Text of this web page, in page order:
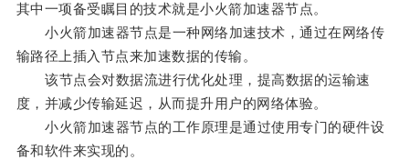
其中一项备受瞩目的技术就是小火箭加速器节点。
小火箭加速器节点是一种网络加速技术，通过在网络传
输路径上插入节点来加速数据的传输。
该节点会对数据流进行优化处理，提高数据的运输速
度，并减少传输延迟，从而提升用户的网络体验。
小火箭加速器节点的工作原理是通过使用专门的硬件设
备和软件来实现的。